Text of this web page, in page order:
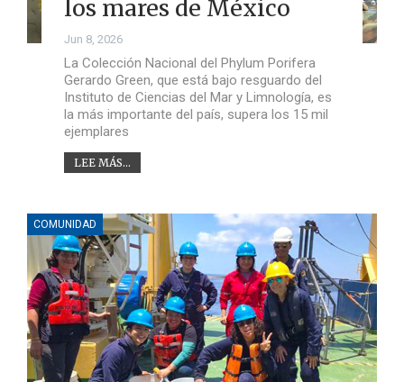
los mares de México
Jun 8, 2026
La Colección Nacional del Phylum Porifera
Gerardo Green, que está bajo resguardo del
Instituto de Ciencias del Mar y Limnología, es
la más importante del país, supera los 15 mil
ejemplares
LEE MÁS...
COMUNIDAD